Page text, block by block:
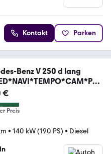
Kontakt Parken
Benz V 250 d lang
€
Preis
• 140 kW (190 PS) • Diesel